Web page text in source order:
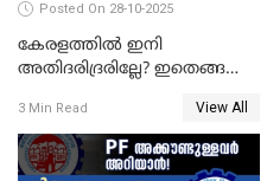
Posted On 28-10-2025
കേരളത്തിൽ ഇനി
അതിദരിദ്രരില്ലേ? ഇതെങ്ങനെ
STATE FREE FROM EXTREME
POVERTY
3 Min Read View All